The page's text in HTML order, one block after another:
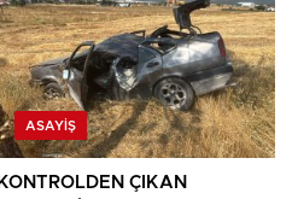
ASAYIŞ
KONTROLDEN ÇIKAN